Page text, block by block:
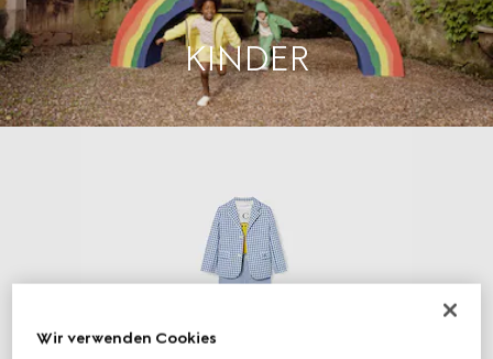
KINDER
Wir verwenden Cookies